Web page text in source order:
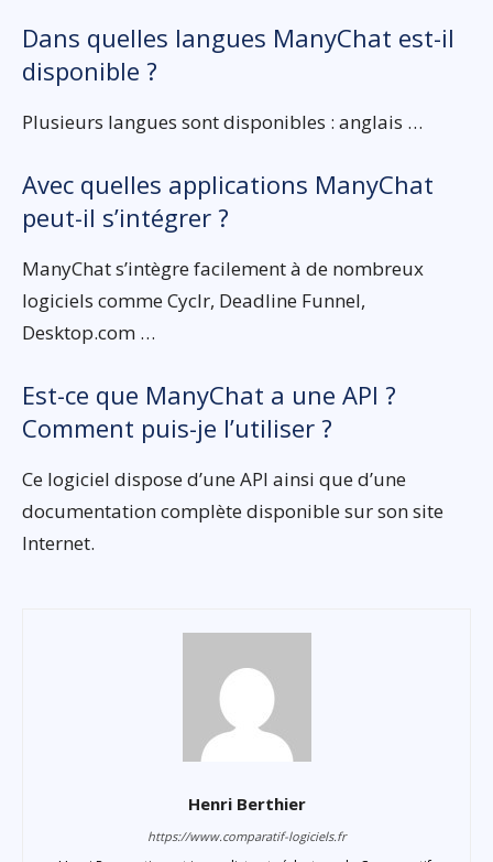
Dans quelles langues ManyChat est-il
disponible ?
Plusieurs langues sont disponibles : anglais …
Avec quelles applications ManyChat
peut-il s’intégrer ?
ManyChat s’intègre facilement à de nombreux
logiciels comme Cyclr, Deadline Funnel,
Desktop.com …
Est-ce que ManyChat a une API ?
Comment puis-je l’utiliser ?
Ce logiciel dispose d’une API ainsi que d’une
documentation complète disponible sur son site
Internet.
Henri Berthier
https://www.comparatif-logiciels.fr